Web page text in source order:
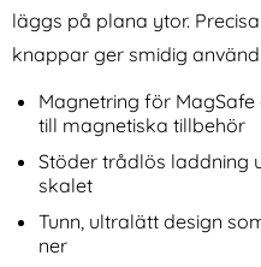
läggs på plana ytor.
knappar ger smidig
Magnetring för
till magnetiska tillbehör
Stöder trådlös laddning
skalet
Tunn, ultralätt design
ner